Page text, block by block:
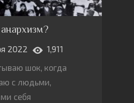
2022
1,911
шок, когда
с людьми,
себя